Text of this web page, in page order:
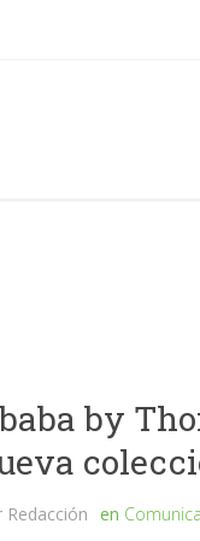
by
Redacción en